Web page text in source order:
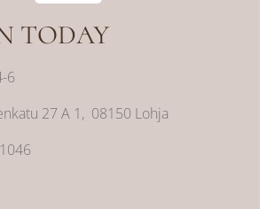
TODAY
6
27 A 1, 08150 Lohja